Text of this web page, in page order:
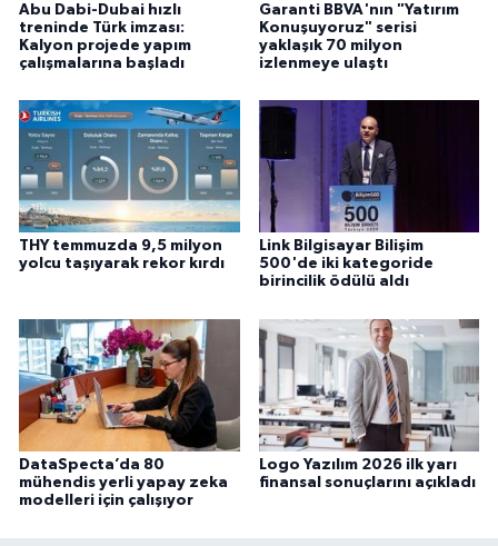
Abu Dabi-Dubai hızlı
treninde Türk imzası:
Kalyon projede yapım
çalışmalarına başladı
Garanti BBVA'nın "Yatırım
Konuşuyoruz" serisi
yaklaşık 70 milyon
izlenmeye ulaştı
THY temmuzda 9,5 milyon
yolcu taşıyarak rekor kırdı
Link Bilgisayar Bilişim
500'de iki kategoride
birincilik ödülü aldı
DataSpecta’da 80
mühendis yerli yapay zeka
modelleri için çalışıyor
Logo Yazılım 2026 ilk yarı
finansal sonuçlarını açıkladı